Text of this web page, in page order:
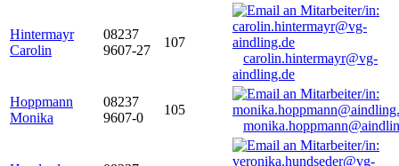
Hintermayr
Carolin
08237
9607-27
107
carolin.hintermayr@vg-
aindling.de
Hoppmann
Monika
08237
9607-0
105